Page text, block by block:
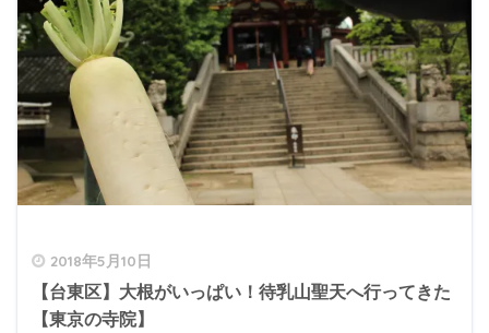
2018年5月10日
【台東区】大根がいっぱい！待乳山聖天へ行ってきた
【東京の寺院】